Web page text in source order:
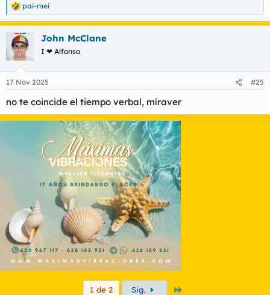
R
e
a
c
c
e
:
pai-mei
John McClane
I ❤ Alfonso
17 Nov 2025 #25
no te coincide el tiempo verbal, míraver
1 de 2 Sig.